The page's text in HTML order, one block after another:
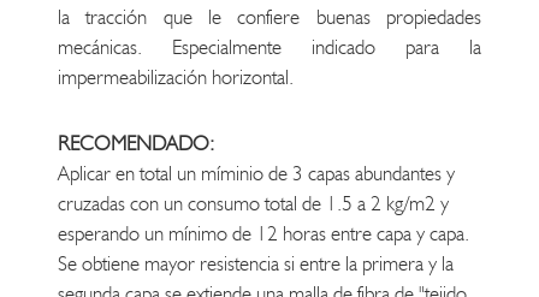
la tracción que le confiere buenas propiedades
mecánicas. Especialmente indicado para la
impermeabilización horizontal.
RECOMENDADO:
Aplicar en total un míminio de 3 capas abundantes y
cruzadas con un consumo total de 1.5 a 2 kg/m2 y
esperando un mínimo de 12 horas entre capa y capa.
Se obtiene mayor resistencia si entre la primera y la